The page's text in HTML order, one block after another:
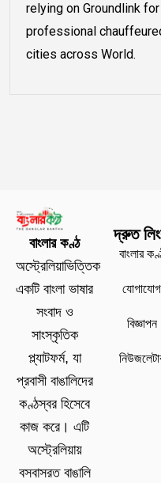
relying on Groundlink
professional
cities across World.
বাংলার কণ্ঠ
অস্ট্রেলিয়াভিত্তিক
একটি বাংলা ভাষার
সংবাদ ও
সাংস্কৃতিক
প্ল্যাটফর্ম, যা
প্রবাসী বাঙালিদের
কণ্ঠস্বর হিসেবে
কাজ করে। এটি
অস্ট্রেলিয়ায়
বসবাসরত বাঙালি
দ্রুত
বাংলার
যোগাযোগ
বিজ্ঞাপন